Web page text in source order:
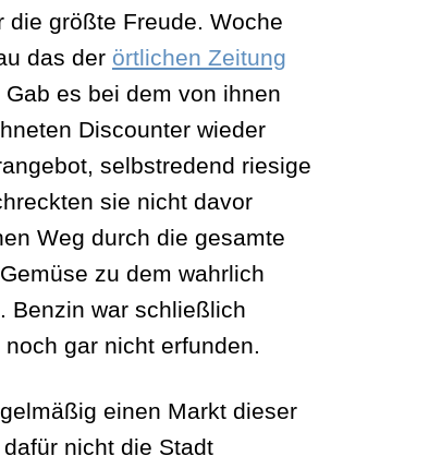
größte Freude. Woche
das der örtlichen Zeitung
es bei dem von ihnen
Discounter wieder
selbstredend riesige
sie nicht davor
Weg durch die gesamte
zu dem wahrlich
Benzin war schließlich
gar nicht erfunden.
einen Markt dieser
nicht die Stadt